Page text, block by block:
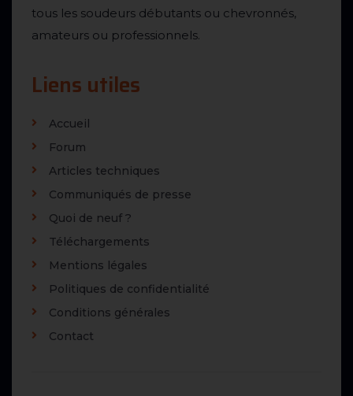
tous les soudeurs débutants ou chevronnés,
amateurs ou professionnels.
Liens utiles
Accueil
Forum
Articles techniques
Communiqués de presse
Quoi de neuf ?
Téléchargements
Mentions légales
Politiques de confidentialité
Conditions générales
Contact